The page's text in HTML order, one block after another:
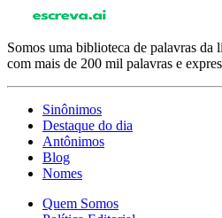
Somos uma biblioteca de palavras da
com mais de 200 mil palavras e
Sinônimos
Destaque do dia
Antônimos
Blog
Nomes
Quem Somos